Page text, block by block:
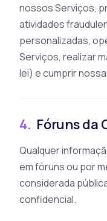
nossos Serviços,
atividades
personalizadas,
Serviços, realizar
lei) e cumprir
4. Fóruns da
Qualquer
em fóruns ou por
considerada
confidencial.